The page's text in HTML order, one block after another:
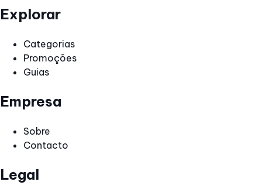
Explorar
Categorias
Promoções
Guias
Empresa
Sobre
Contacto
Legal